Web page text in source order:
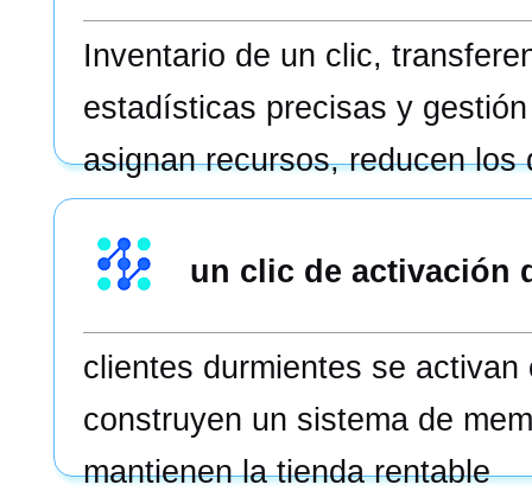
Inventario de un clic,
estadísticas precisas y
asignan recursos, reducen los
un clic de activación
clientes durmientes se
construyen un sistema de
mantienen la tienda rentable